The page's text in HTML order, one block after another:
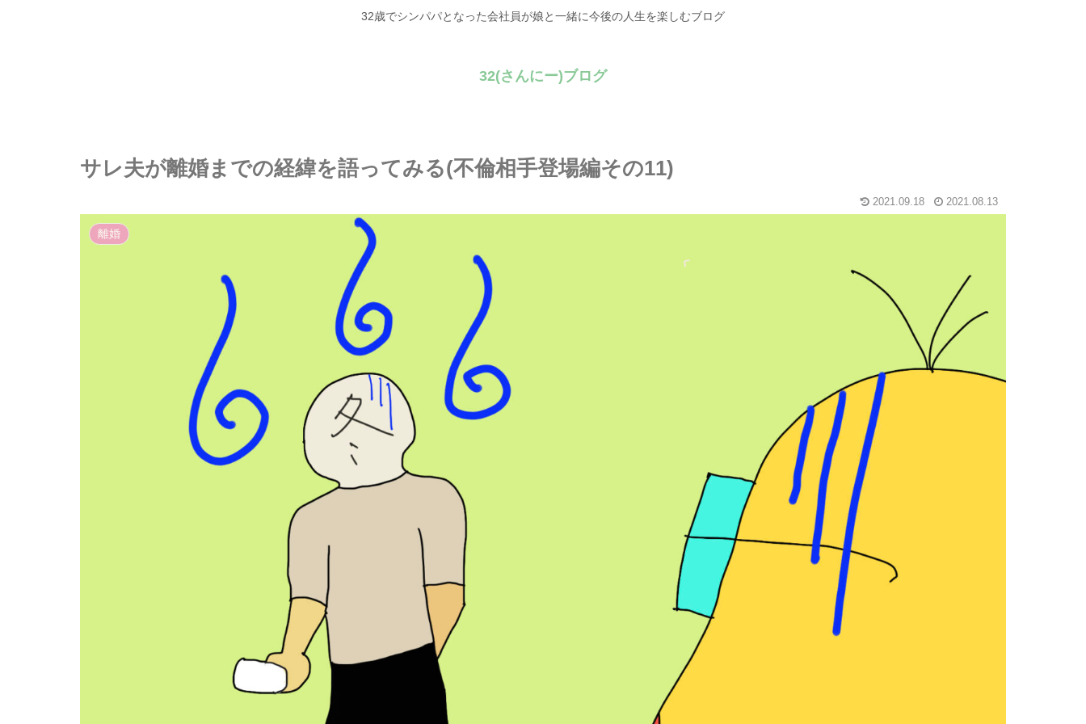
32歳でシンパパとなった会社員が娘と一緒に今後の人生を楽しむブログ
32(さんにー)ブログ
サレ夫が離婚までの経緯を語ってみる(不倫相手登場編その11)
2021.09.18 2021.08.13
離婚